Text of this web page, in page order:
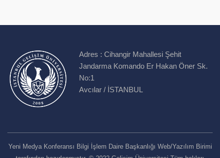
Adres : Cihangir Mahallesi Şehit
Jandarma Komando Er Hakan Öner Sk.
No:1
Avcılar / İSTANBUL
Yeni Medya Konferansı Bilgi İşlem Daire Başkanlığı Web/Yazılım Birimi